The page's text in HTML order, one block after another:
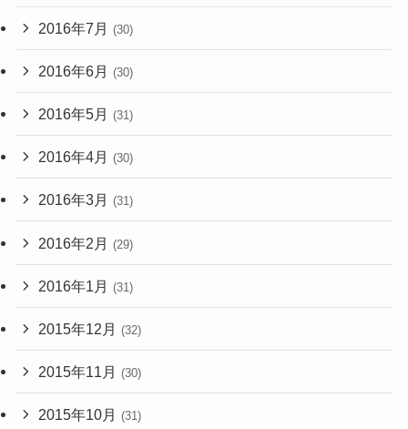
2016年7月 (30)
2016年6月 (30)
2016年5月 (31)
2016年4月 (30)
2016年3月 (31)
2016年2月 (29)
2016年1月 (31)
2015年12月 (32)
2015年11月 (30)
2015年10月 (31)